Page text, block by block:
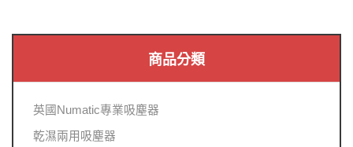
商品分類
英國Numatic專業吸塵器
乾濕兩用吸塵器